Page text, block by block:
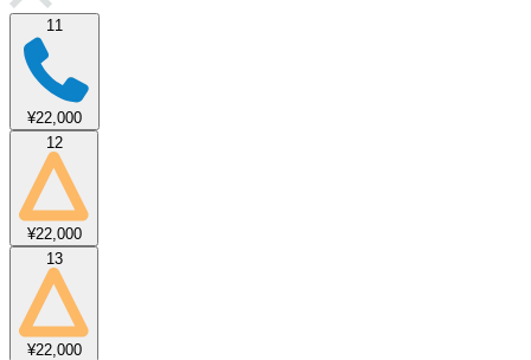
11
¥22,000
12
¥22,000
13
¥22,000